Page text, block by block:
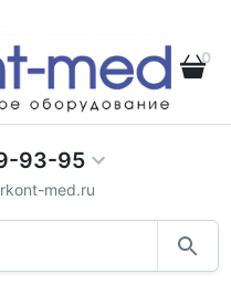
0
93-95
med.ru